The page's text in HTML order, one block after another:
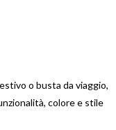
o busta da viaggio,
colore e stile